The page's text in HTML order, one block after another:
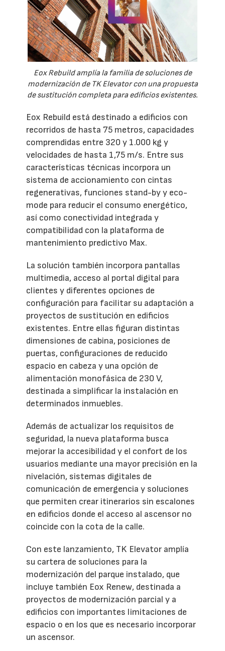
Eox Rebuild amplía la familia de soluciones de
modernización de TK Elevator con una propuesta
de sustitución completa para edificios existentes.
Eox Rebuild está destinado a edificios con
recorridos de hasta 75 metros, capacidades
comprendidas entre 320 y 1.000 kg y
velocidades de hasta 1,75 m/s. Entre sus
características técnicas incorpora un
sistema de accionamiento con cintas
regenerativas, funciones stand-by y eco-
mode para reducir el consumo energético,
así como conectividad integrada y
compatibilidad con la plataforma de
mantenimiento predictivo Max.
La solución también incorpora pantallas
multimedia, acceso al portal digital para
clientes y diferentes opciones de
configuración para facilitar su adaptación a
proyectos de sustitución en edificios
existentes. Entre ellas figuran distintas
dimensiones de cabina, posiciones de
puertas, configuraciones de reducido
espacio en cabeza y una opción de
alimentación monofásica de 230 V,
destinada a simplificar la instalación en
determinados inmuebles.
Además de actualizar los requisitos de
seguridad, la nueva plataforma busca
mejorar la accesibilidad y el confort de los
usuarios mediante una mayor precisión en la
nivelación, sistemas digitales de
comunicación de emergencia y soluciones
que permiten crear itinerarios sin escalones
en edificios donde el acceso al ascensor no
coincide con la cota de la calle.
Con este lanzamiento, TK Elevator amplía
su cartera de soluciones para la
modernización del parque instalado, que
incluye también Eox Renew, destinada a
proyectos de modernización parcial y a
edificios con importantes limitaciones de
espacio o en los que es necesario incorporar
un ascensor.